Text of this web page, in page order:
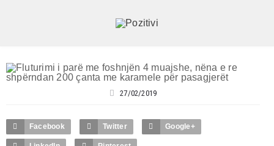
27/02/2019
Facebook Twitter Google+